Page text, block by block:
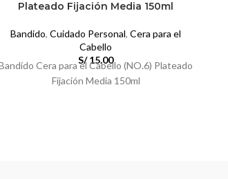
Plateado Fijación Media 150ml
Bandido, Cuidado Personal, Cera para el
Cabello
S/15.00
Cera para el Cabello (NO.6) Plateado
Fijación Media 150ml